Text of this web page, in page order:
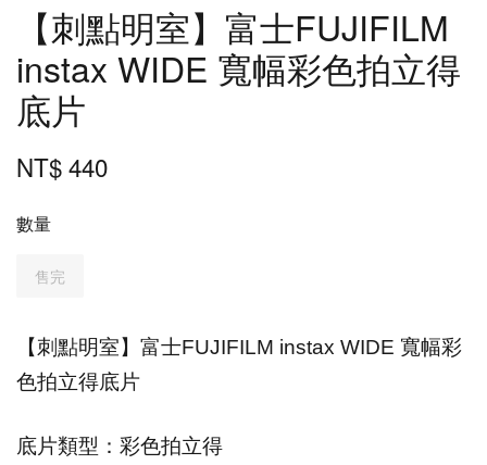
【刺點明室】富士FUJIFILM
instax WIDE 寬幅彩色拍立得
底片
NT$ 440
數量
售完
【刺點明室】富士FUJIFILM instax WIDE 寬幅彩
色拍立得底片
底片類型 ： 彩色拍立得